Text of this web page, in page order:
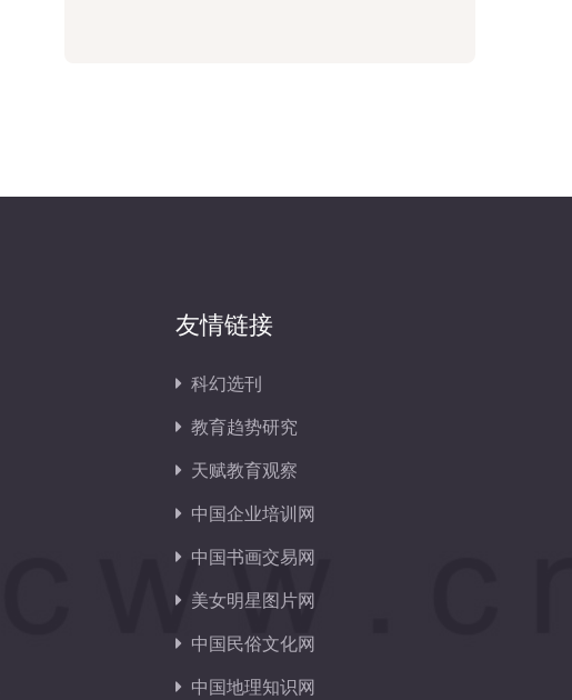
友情链接
科幻选刊
教育趋势研究
天赋教育观察
中国企业培训网
中国书画交易网
美女明星图片网
中国民俗文化网
中国地理知识网